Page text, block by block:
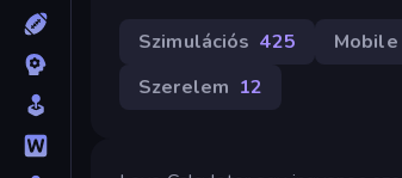
Szimulációs 425 Mobile
Szerelem 12